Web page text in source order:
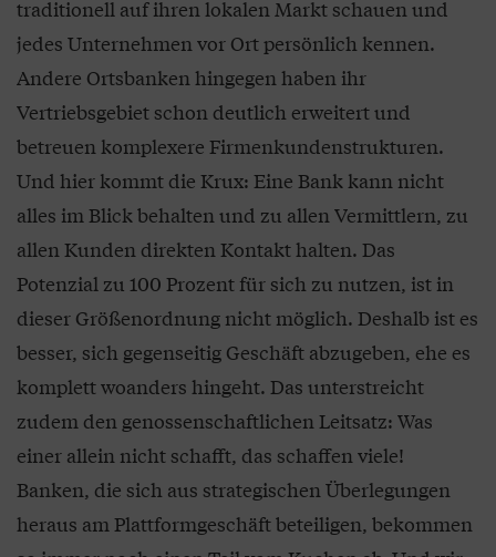
traditionell auf ihren lokalen Markt schauen und
jedes Unternehmen vor Ort persönlich kennen.
Andere Ortsbanken hingegen haben ihr
Vertriebsgebiet schon deutlich erweitert und
betreuen komplexere Firmenkundenstrukturen.
Und hier kommt die Krux: Eine Bank kann nicht
alles im Blick behalten und zu allen Vermittlern, zu
allen Kunden direkten Kontakt halten. Das
Potenzial zu 100 Prozent für sich zu nutzen, ist in
dieser Größenordnung nicht möglich. Deshalb ist es
besser, sich gegenseitig Geschäft abzugeben, ehe es
komplett woanders hingeht. Das unterstreicht
zudem den genossenschaftlichen Leitsatz: Was
einer allein nicht schafft, das schaffen viele!
Banken, die sich aus strategischen Überlegungen
heraus am Plattformgeschäft beteiligen, bekommen